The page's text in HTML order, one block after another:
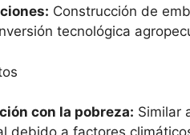
Construcción de
tecnológica
con la pobreza: Similar
debido a factores